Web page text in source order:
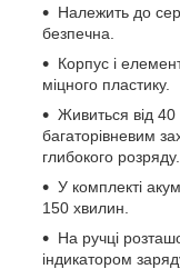
Належить до
безпечна.
Корпус і
міцного пластику.
Живиться від
багаторівневим
глибокого розряду.
У комплекті
150 хвилин.
На ручці
індикатором